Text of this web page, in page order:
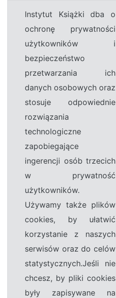
Instytut Książki dba o
ochronę prywatności
użytkowników i
bezpieczeństwo
przetwarzania ich
danych osobowych oraz
stosuje odpowiednie
rozwiązania
technologiczne
zapobiegające
ingerencji osób trzecich
w prywatność
użytkowników.
Używamy także plików
cookies, by ułatwić
korzystanie z naszych
serwisów oraz do celów
statystycznych.Jeśli nie
chcesz, by pliki cookies
były zapisywane na